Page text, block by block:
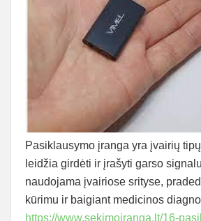
Pasiklausymo įranga yra įvairių
leidžia girdėti ir įrašyti garso
naudojama įvairiose srityse,
kūrimu ir baigiant medicinos
https://www.sekimoiranga.lt/16-